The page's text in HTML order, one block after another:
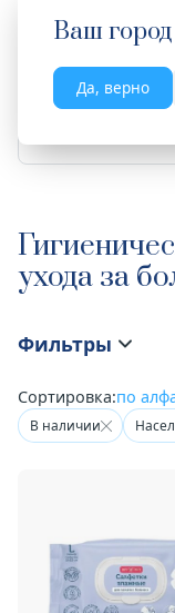
Ваш
Да, верно
Весь сайт
ухода за
Фильтры
Сортировка:по
В наличии